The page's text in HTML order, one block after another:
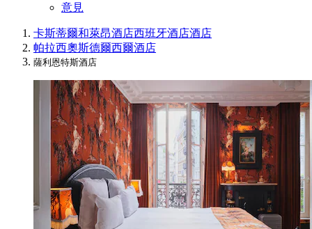
意見
卡斯蒂爾和萊昂酒店西班牙酒店酒店
帕拉西奧斯德爾西爾酒店
薩利恩特斯酒店